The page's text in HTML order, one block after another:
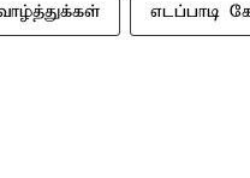
எடப்பாடி